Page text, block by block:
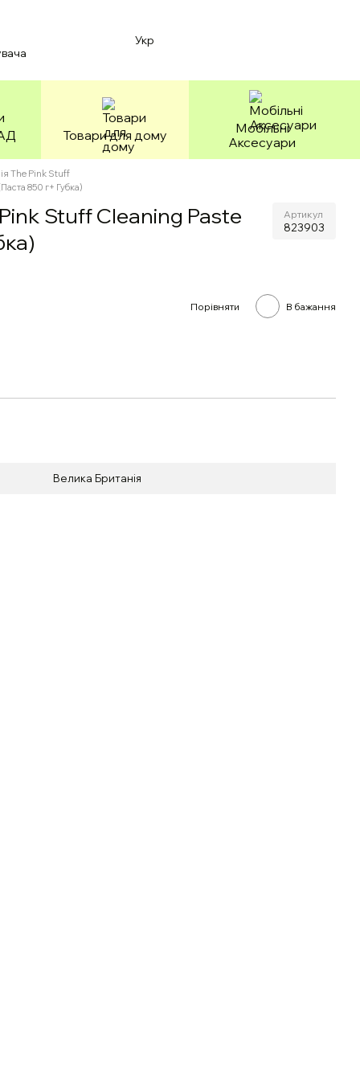
Укр
Товари для дому
Мобільні
Аксесуари
The Pink Stuff
850 г+ Губка)
Stuff Cleaning Paste
Артикул
823903
Порівняти В бажання
Велика Британія